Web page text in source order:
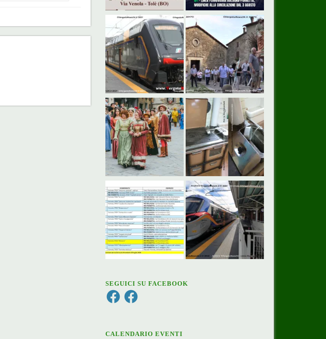
SEGUICI SU FACEBOOK
FacebookFacebook
CALENDARIO EVENTI